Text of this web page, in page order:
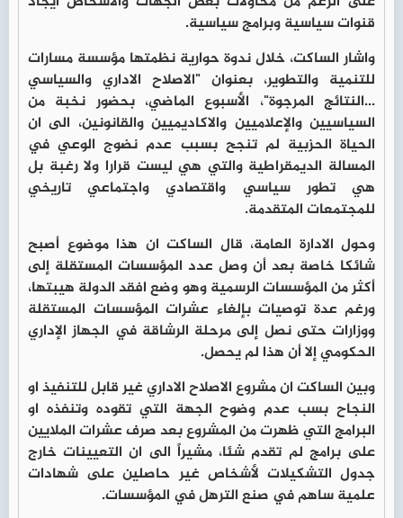
قنوات سياسية وبرامج سياسية.
واشار الساكت، خلال ندوة حوارية نظمتها مؤسسة مسارات
للتنمية والتطوير، بعنوان "الاصلاح الاداري والسياسي
...النتائج المرجوة"، الأسبوع الماضي، بحضور نخبة من
السياسيين والإعلاميين والاكاديميين والقانونين، الى ان
الحياة الحزبية لم تنجح بسبب عدم نضوج الوعي في
المسالة الديمقراطية والتي هي ليست قرارا ولا رغبة بل
هي تطور سياسي واقتصادي واجتماعي تاريخي
للمجتمعات المتقدمة.
وحول الادارة العامة، قال الساكت ان هذا موضوع أصبح
شائكا خاصة بعد أن وصل عدد المؤسسات المستقلة إلى
أكثر من المؤسسات الرسمية وهو وضع افقد الدولة هيبتها،
ورغم عدة توصيات بإلغاء عشرات المؤسسات المستقلة
ووزارات حتى نصل إلى مرحلة الرشاقة في الجهاز الإداري
الحكومي إلا أن هذا لم يحصل.
وبين الساكت ان مشروع الاصلاح الاداري غير قابل للتنفيذ او
النجاح بسب عدم وضوح الجهة التي تقوده وتنفذه او
البرامج التي ظهرت من المشروع بعد صرف عشرات الملايين
على برامج لم تقدم شئا، مشيراً الى ان التعيينات خارج
جدول التشكيلات لأشخاص غير حاصلين على شهادات
علمية ساهم في صنع الترهل في المؤسسات.